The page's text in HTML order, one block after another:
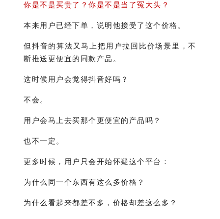
你是不是买贵了？你是不是当了冤大头？
本来用户已经下单，说明他接受了这个价格。
但抖音的算法又马上把用户拉回比价场景里，不
断推送更便宜的同款产品。
这时候用户会觉得抖音好吗？
不会。
用户会马上去买那个更便宜的产品吗？
也不一定。
更多时候，用户只会开始怀疑这个平台：
为什么同一个东西有这么多价格？
为什么看起来都差不多，价格却差这么多？